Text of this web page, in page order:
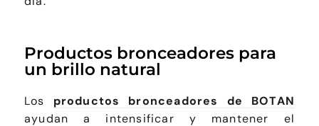
Productos bronceadores para
un brillo natural
Los productos bronceadores de BOTAN
ayudan a intensificar y mantener el